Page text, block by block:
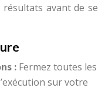
avant de se
: Fermez toutes les
sur votre